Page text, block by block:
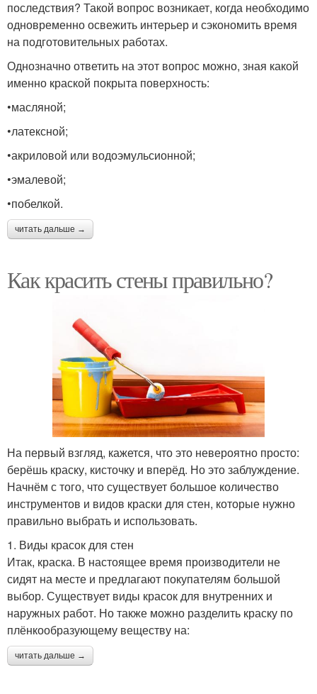
последствия? Такой вопрос возникает, когда необходимо
одновременно освежить интерьер и сэкономить время
на подготовительных работах.
Однозначно ответить на этот вопрос можно, зная какой
именно краской покрыта поверхность:
•масляной;
•латексной;
•акриловой или водоэмульсионной;
•эмалевой;
•побелкой.
читать дальше →
Как красить стены правильно?
На первый взгляд, кажется, что это невероятно просто:
берёшь краску, кисточку и вперёд. Но это заблуждение.
Начнём с того, что существует большое количество
инструментов и видов краски для стен, которые нужно
правильно выбрать и использовать.
1. Виды красок для стен
Итак, краска. В настоящее время производители не
сидят на месте и предлагают покупателям большой
выбор. Существует виды красок для внутренних и
наружных работ. Но также можно разделить краску по
плёнкообразующему веществу на:
читать дальше →